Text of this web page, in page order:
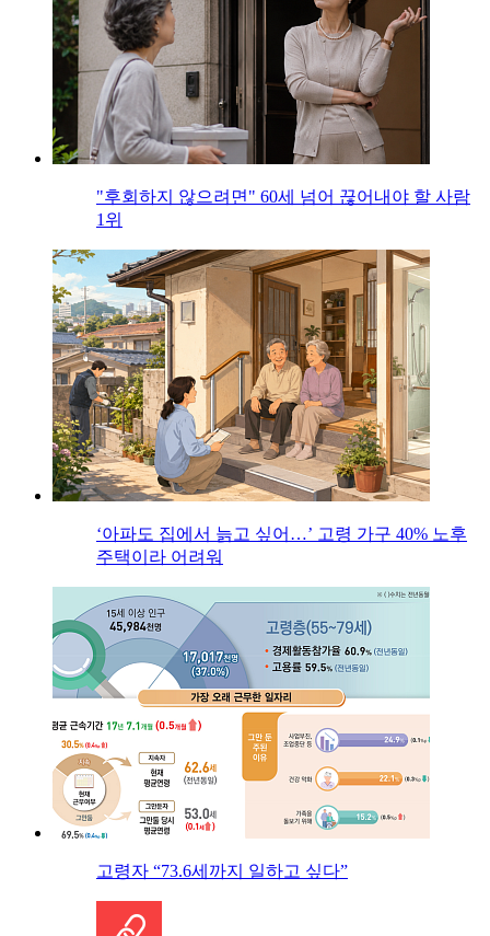
"후회하지 않으려면" 60세 넘어 끊어내야 할 사람
1위
‘아파도 집에서 늙고 싶어…’ 고령 가구 40% 노후
주택이라 어려워
고령자 “73.6세까지 일하고 싶다”